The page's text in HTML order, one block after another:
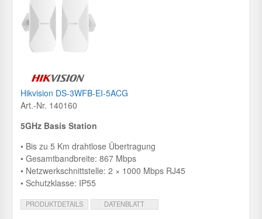
Hikvision DS-3WFB-EI-5ACG
Art.-Nr. 140160
5GHz Basis Station
• Bis zu 5 Km drahtlose Übertragung
• Gesamtbandbreite: 867 Mbps
• Netzwerkschnittstelle: 2 × 1000 Mbps RJ45
• Schutzklasse: IP55
PRODUKTDETAILS DATENBLATT